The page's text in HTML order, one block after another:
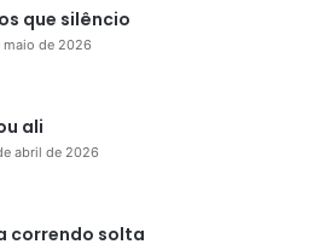
que silêncio
maio de 2026
ali
abril de 2026
correndo solta